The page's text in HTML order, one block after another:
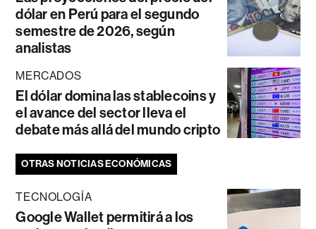
dólar en Perú para el segundo
semestre de 2026, según
analistas
MERCADOS
El dólar domina las stablecoins y
el avance del sector lleva el
debate más allá del mundo cripto
OTRAS NOTICIAS ECONÓMICAS
TECNOLOGÍA
Google Wallet permitirá a los